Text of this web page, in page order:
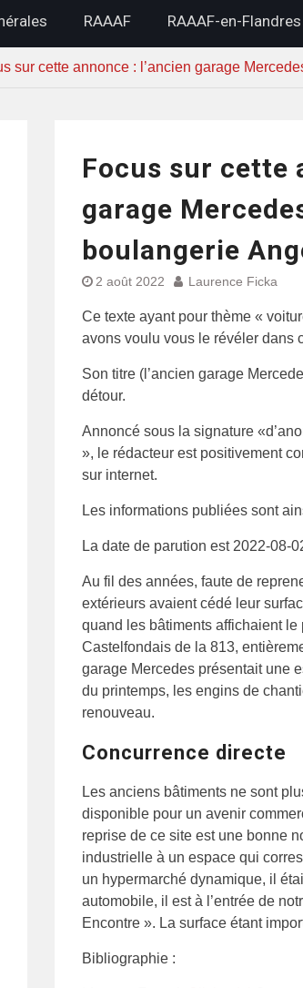
RAAAF RAAAF-en-Flandres
sur cette annonce : l’ancien garage
Focus sur cette
garage
boulangerie
2 août 2022 Laurence Ficka
Ce texte ayant pour thème «
avons voulu vous le révéler dans
Son titre (l’ancien garage
détour.
Annoncé sous la signature
», le rédacteur est positivement
sur internet.
Les informations publiées sont
La date de parution est 2022-08-
Au fil des années, faute de
extérieurs avaient cédé leur
quand les bâtiments affichaient
Castelfondais de la 813,
garage Mercedes présentait une
du printemps, les engins de
renouveau.
Concurrence directe
Les anciens bâtiments ne sont
disponible pour un avenir
reprise de ce site est une bonne
industrielle à un espace qui
un hypermarché dynamique, il
automobile, il est à l’entrée de
Encontre ». La surface étant
Bibliographie :